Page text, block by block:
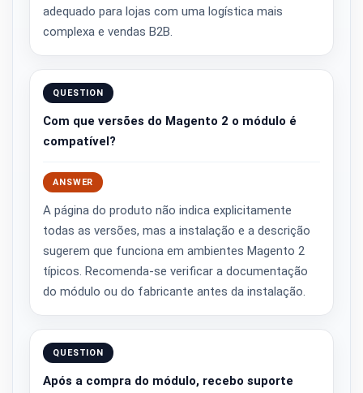
adequado para lojas com uma logística mais
complexa e vendas B2B.
QUESTION
Com que versões do Magento 2 o módulo é
compatível?
ANSWER
A página do produto não indica explicitamente
todas as versões, mas a instalação e a descrição
sugerem que funciona em ambientes Magento 2
típicos. Recomenda-se verificar a documentação
do módulo ou do fabricante antes da instalação.
QUESTION
Após a compra do módulo, recebo suporte